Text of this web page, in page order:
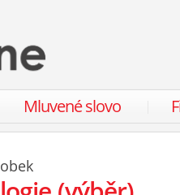
Mluvené slovo